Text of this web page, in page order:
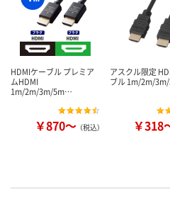
HDMIケーブル プレミア
ムHDMI
1m/2m/3m/5m…
￥870～ （税込）
アスクル限定
ブル 1m/2m/
￥318